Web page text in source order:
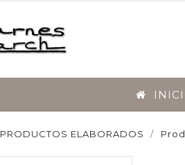
PRODUCTOS ELABORADOS